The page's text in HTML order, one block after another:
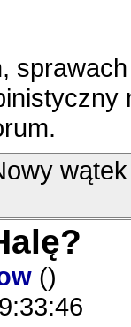
wątek
()